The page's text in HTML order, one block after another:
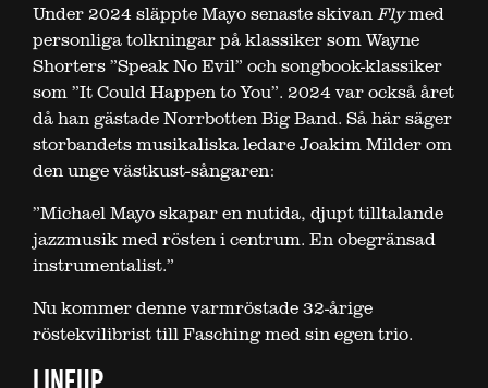
Under 2024 släppte Mayo senaste skivanFlymed
personliga tolkningar på klassiker som Wayne
Shorters ”Speak No Evil” och songbook-klassiker
som ”It Could Happen to You”. 2024 var också året
då han gästade Norrbotten Big Band. Så här säger
storbandets musikaliska ledare Joakim Milder om
den unge västkust-sångaren:
”Michael Mayo skapar en nutida, djupt tilltalande
jazzmusik med rösten i centrum. En obegränsad
instrumentalist.”
Nu kommer denne varmröstade 32-årige
röstekvilibrist till Fasching med sin egen trio.
LINEUP